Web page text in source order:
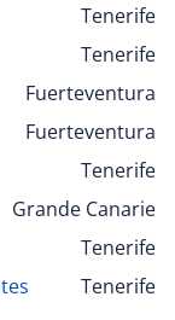
Tenerife
Tenerife
Fuerteventura
Fuerteventura
Tenerife
Grande Canarie
Tenerife
Tenerife